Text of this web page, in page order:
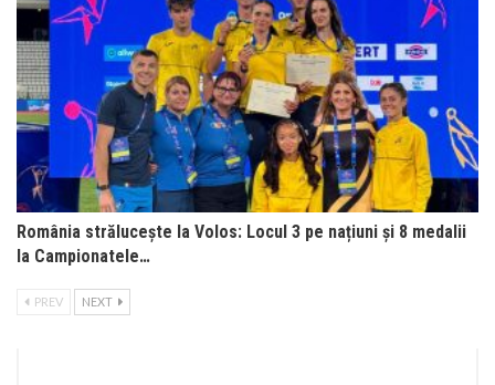
România strălucește la Volos: Locul 3 pe națiuni și 8 medalii
la Campionatele…
PREV NEXT